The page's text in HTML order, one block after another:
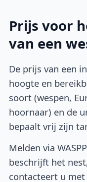
Prijs voor
van een
De prijs van een
hoogte en
soort (wespen,
hoornaar) en de
bepaalt vrij zijn
Melden via
beschrijft het
contacteert u